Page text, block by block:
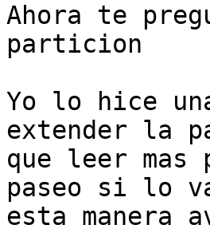
Ahora te
particion
Yo lo hice
extender la
que leer mas
paseo si lo
esta manera